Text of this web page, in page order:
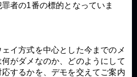
者の1番の標的となっていま
イ方式を中心とした今までのメ
がダメなのか、どのようにして
するかを、デモを交えてご案内